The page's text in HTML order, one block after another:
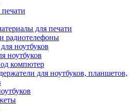
для печати
радиотелефоны
ноутбуков
ноутбуков
компютер
для ноутбуков, планшетов,